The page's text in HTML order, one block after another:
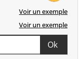
Voir un exemple
Voir un exemple